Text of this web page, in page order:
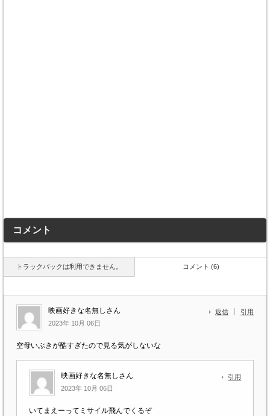
コメント
トラックバックは利用できません。 コメント (6)
映画好きな名無しさん
2023年 10月 06日
返信 引用
空母いぶきが酷すぎたので見る気がしないな
映画好きな名無しさん
2023年 10月 06日
引用
いてまえーってミサイル飛んでくるぞ